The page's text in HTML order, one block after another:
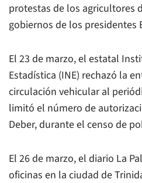
protestas de los agricultores
gobiernos de los presidentes
El 23 de marzo, el estatal
Estadística (INE) rechazó la
circulación vehicular al
limitó el número de
Deber, durante el censo de
El 26 de marzo, el diario La
oficinas en la ciudad de